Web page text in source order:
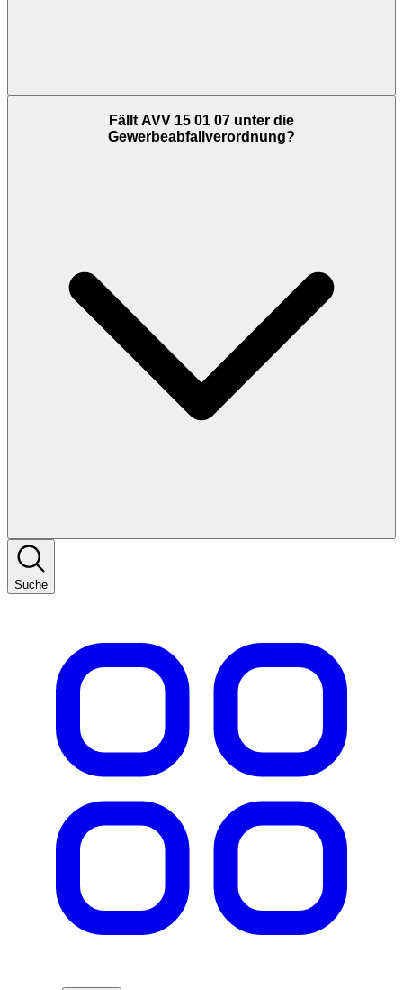
Fällt AVV 15 01 07 unter die
Gewerbeabfallverordnung?
Suche